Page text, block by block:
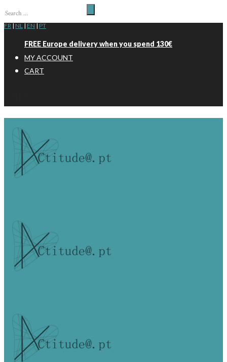
FR | NL | EN | PT
FREE Europe delivery when you spend 130€
MY ACCOUNT
CART